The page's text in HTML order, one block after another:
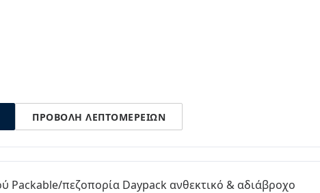
ΠΡΟΒΟΛΉ ΛΕΠΤΟΜΕΡΕΙΏΝ
Packable/πεζοπορία Daypack ανθεκτικό & αδιάβροχο